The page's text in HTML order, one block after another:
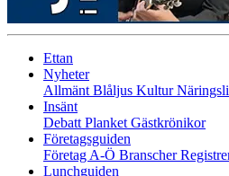
Ettan
Nyheter
Allmänt Blåljus Kultur
Insänt
Debatt Planket Gästkrönikor
Företagsguiden
Företag A-Ö Branscher
Lunchguiden